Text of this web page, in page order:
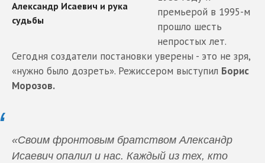
премьерой в 1995-м
прошло шесть
непростых лет.
Сегодня создатели постановки уверены - это не зря,
«нужно было дозреть». Режиссером выступил Борис
Морозов.
«Своим фронтовым братством Александр
Исаевич опалил и нас. Каждый из тех, кто